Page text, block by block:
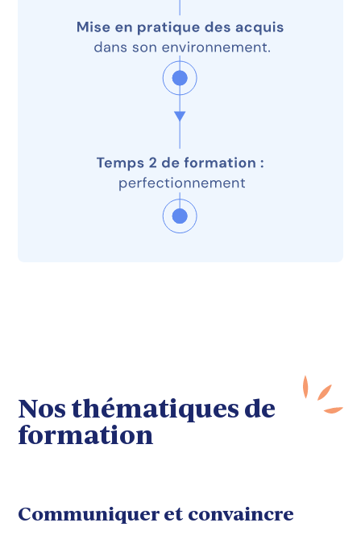
Nos thématiques de
formation
Communiquer et convaincre